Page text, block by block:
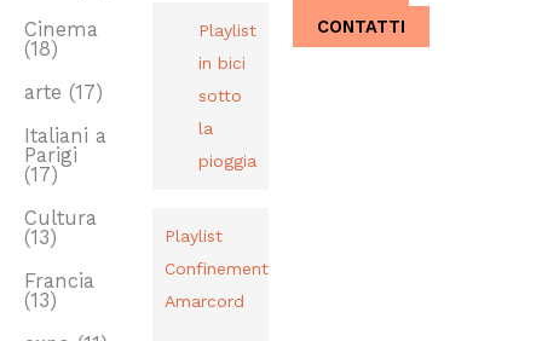
CONTATTI
Playlist
in bici
sotto
la
pioggia
Playlist
Confinement
Amarcord
Cinema
(18)
arte(17)
Italiani a
Parigi
(17)
Cultura
(13)
Francia
(13)